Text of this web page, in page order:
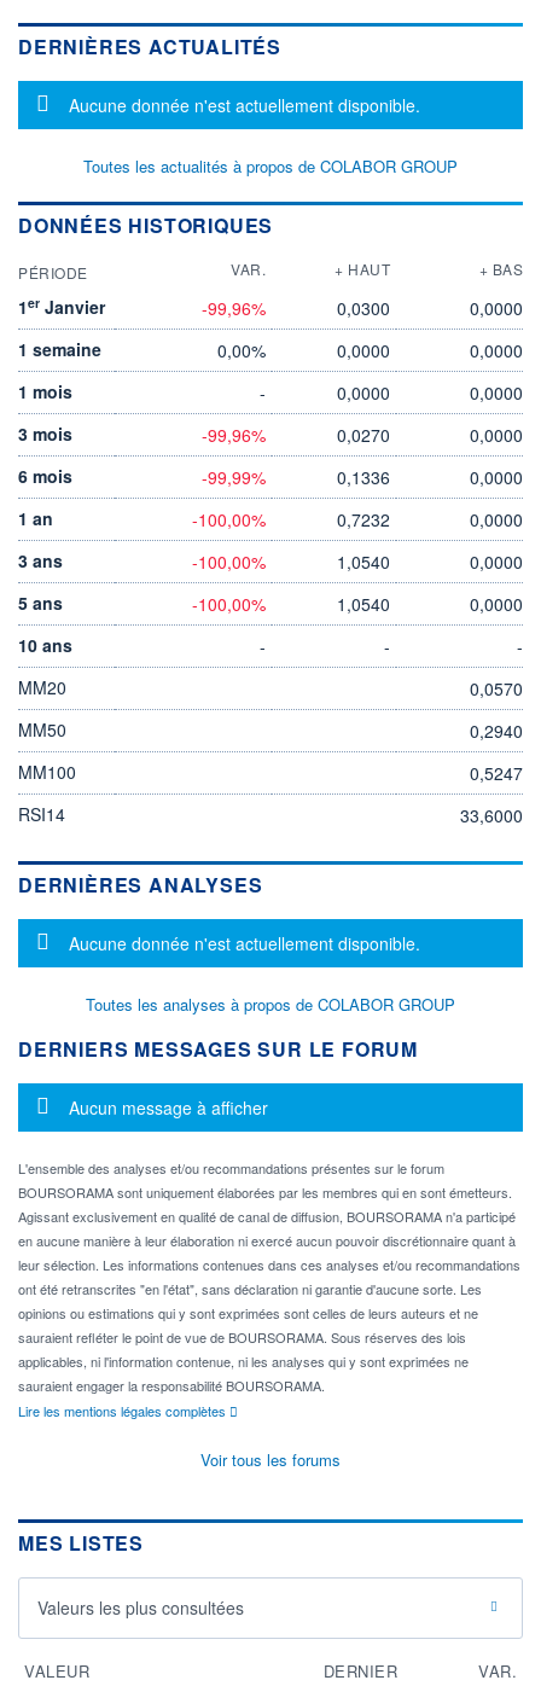
DERNIÈRES ACTUALITÉS
Message d'information
Aucune donnée n'est actuellement disponible.
Toutes les actualités à propos de COLABOR GROUP
DONNÉES HISTORIQUES
PÉRIODE VAR. + HAUT + BAS
1er Janvier -99,96% 0,0300
0,0000
1 semaine
0,00% 0,0000
0,0000
1 mois
- 0,0000
0,0000
3 mois
-99,96% 0,0270
0,0000
6 mois
-99,99% 0,1336
0,0000
1 an
-100,00% 0,7232
0,0000
3 ans
-100,00% 1,0540
0,0000
5 ans
-100,00% 1,0540
0,0000
10 ans
- -
-
MM20
0,0570
MM50
0,2940
MM100
0,5247
RSI14
33,6000
DERNIÈRES ANALYSES
Message d'information
Aucune donnée n'est actuellement disponible.
Toutes les analyses à propos de COLABOR GROUP
DERNIERS MESSAGES SUR LE FORUM
Message d'information
Aucun message à afficher
L'ensemble des analyses et/ou recommandations présentes sur le forum
BOURSORAMA sont uniquement élaborées par les membres qui en sont émetteurs.
Agissant exclusivement en qualité de canal de diffusion, BOURSORAMA n'a participé
en aucune manière à leur élaboration ni exercé aucun pouvoir discrétionnaire quant à
leur sélection. Les informations contenues dans ces analyses et/ou recommandations
ont été retranscrites "en l'état", sans déclaration ni garantie d'aucune sorte. Les
opinions ou estimations qui y sont exprimées sont celles de leurs auteurs et ne
sauraient refléter le point de vue de BOURSORAMA. Sous réserves des lois
applicables, ni l'information contenue, ni les analyses qui y sont exprimées ne
sauraient engager la responsabilité BOURSORAMA.
Lire les mentions légales complètes
Voir tous les forums
MES LISTES
Valeurs les plus consultées
VALEUR DERNIER VAR.